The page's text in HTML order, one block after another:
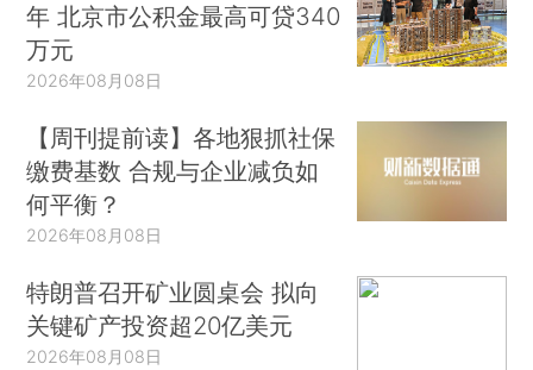
年 北京市公积金最高可贷340
万元
2026年08月08日
【周刊提前读】各地狠抓社保
缴费基数 合规与企业减负如
何平衡？
2026年08月08日
特朗普召开矿业圆桌会 拟向
关键矿产投资超20亿美元
2026年08月08日